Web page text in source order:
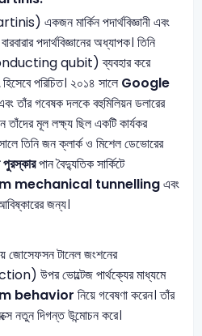
একজন মার্কিন পদার্থবিজ্ঞানী এবং
পদার্থবিজ্ঞানের অধ্যাপক। তিনি
qubit) ব্যবহার করে
পরিচিত। ২০১৪ সালেGoogle
তাঁর গবেষক দলকে বহুমিলিয়ন ডলারের
মূল লক্ষ্য ছিল একটি কার্যকর
তিনি জন ক্লার্ক ও মিশেল ডেভোরের
পুরস্কারপান বৈদ্যুতিক সার্কিটে
mechanical tunnellingএবং
জন্য।
জোসেফসন টানেল জংশনের
ভোল্টেজ পার্থক্যের মাধ্যমে
behavior নিয়ে গবেষণা করেন। তাঁর
নতুন দিগন্ত উন্মোচন করে।